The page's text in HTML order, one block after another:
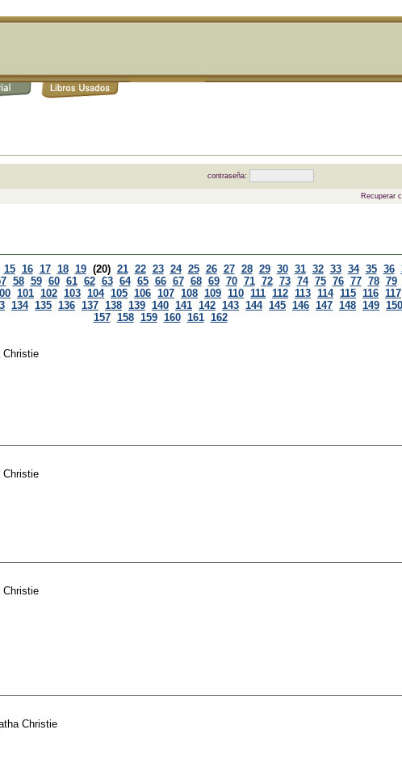
contraseña:
Recuperar
15 16 17 18 19 (20) 21 22 23 24 25 26 27 28 29 30 31 32 33 34 35 36
58 59 60 61 62 63 64 65 66 67 68 69 70 71 72 73 74 75 76 77 78 79
101 102 103 104 105 106 107 108 109 110 111 112 113 114 115 116 117
134 135 136 137 138 139 140 141 142 143 144 145 146 147 148 149 150
157 158 159 160 161 162
Christie
Christie
Christie
Christie